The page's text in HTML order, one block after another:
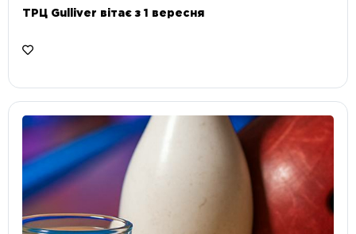
ТРЦ Gulliver вітає з 1 вересня